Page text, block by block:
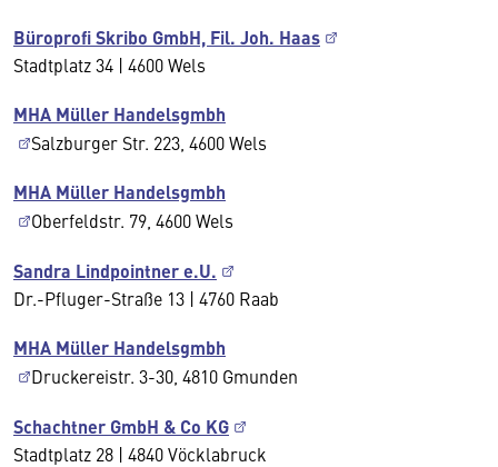
Büroprofi Skribo GmbH, Fil. Joh. Haas
Stadtplatz 34 | 4600 Wels
MHA Müller Handelsgmbh
Salzburger Str. 223, 4600 Wels
MHA Müller Handelsgmbh
Oberfeldstr. 79, 4600 Wels
Sandra Lindpointner e.U.
Dr.-Pfluger-Straße 13 | 4760 Raab
MHA Müller Handelsgmbh
Druckereistr. 3-30, 4810 Gmunden
Schachtner GmbH & Co KG
Stadtplatz 28 | 4840 Vöcklabruck